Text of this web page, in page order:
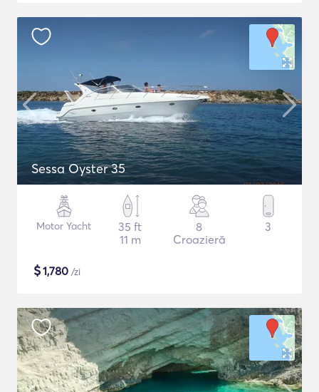
Sessa Oyster 35
Motor Yacht
35 ft
11 m
8
Croazieră
3
$1,780 /zi